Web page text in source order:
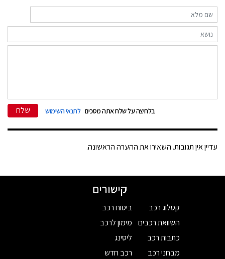
בלחיצה על שלח אתה מסכים לתנאי השימוש שלח
עדיין אין תגובות. השאירו את ההערה הראשונה.
קישורים
קטלוג רכב
השוואת רכבים
כתבות רכב
מבחני רכב
ביטוח רכב
מימון לרכב
ליסינג
רכב חדש